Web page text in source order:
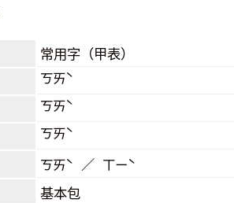
常用字（甲表）
ㄎㄞˋ
ㄎㄞˋ
ㄎㄞˋ
ㄎㄞˋ ／ ㄒㄧˋ
基本包